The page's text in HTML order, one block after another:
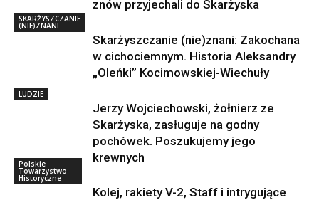
znów przyjechali do Skarżyska
SKARŻYSZCZANIE
(NIE)ZNANI
Skarżyszczanie (nie)znani: Zakochana
w cichociemnym. Historia Aleksandry
„Oleńki” Kocimowskiej-Wiechuły
LUDZIE
Jerzy Wojciechowski, żołnierz ze
Skarżyska, zasługuje na godny
pochówek. Poszukujemy jego
krewnych
Polskie
Towarzystwo
Historyczne
Kolej, rakiety V-2, Staff i intrygujące